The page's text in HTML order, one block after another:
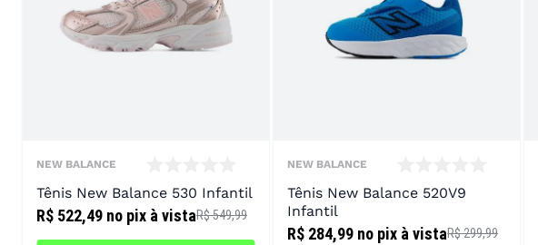
NEW BALANCE
Tênis New Balance 530 Infantil
R$ 522,49 no pix à vistaR$ 549,99
NEW BALANCE
Tênis New Balance 520V9
Infantil
R$ 284,99 no pix à vistaR$ 299,99